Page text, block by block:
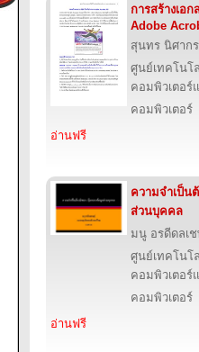
การสร้างเอ
Adobe
สุนทร นิศากร
ศูนย์เทคโนโ
คอมพิวเตอร์
คอมพิวเตอร์
อ่านฟรี
ความจำเป็น
ส่วนบุคคล
มนู อรดีดลเ
ศูนย์เทคโนโ
คอมพิวเตอร์
คอมพิวเตอร์
อ่านฟรี